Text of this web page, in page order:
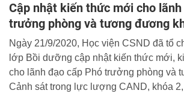
Cập nhật kiến thức mới cho
trưởng phòng và tương đương
Ngày 21/9/2020, Học viện CSND đã tổ
lớp Bồi dưỡng cập nhật kiến thức mới,
cho lãnh đạo cấp Phó trưởng phòng và
Cảnh sát trong lực lượng CAND, khóa